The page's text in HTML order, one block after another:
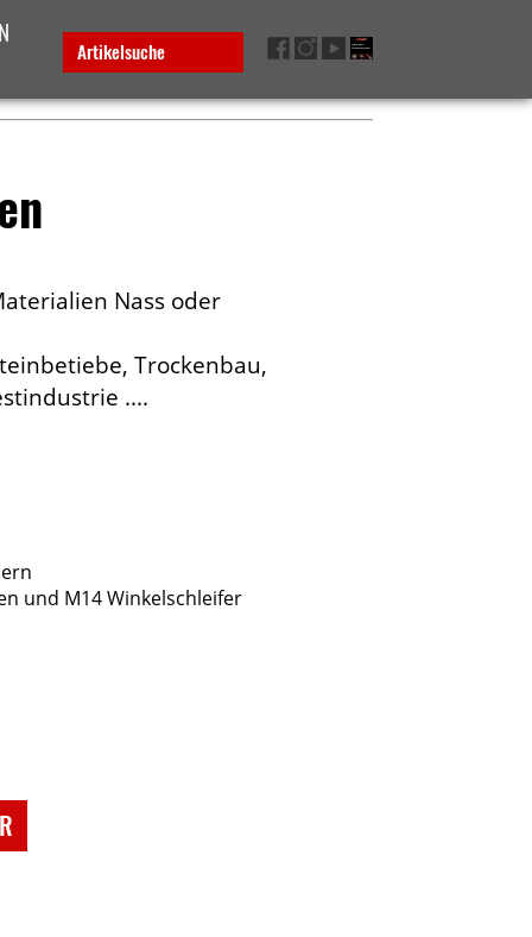
Artikelsuche
Nass oder
Trockenbau,
....
und M14 Winkelschleifer